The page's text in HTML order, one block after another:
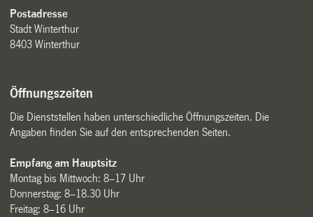
Postadresse
Stadt Winterthur
8403 Winterthur
Öffnungszeiten
Die Dienststellen haben unterschiedliche Öffnungszeiten. Die
Angaben finden Sie auf den entsprechenden Seiten.
Empfang am Hauptsitz
Montag bis Mittwoch: 8–17 Uhr
Donnerstag: 8–18.30 Uhr
Freitag: 8–16 Uhr